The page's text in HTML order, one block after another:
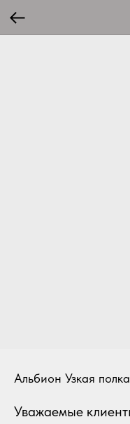
Альбион Узкая
Уважаемые